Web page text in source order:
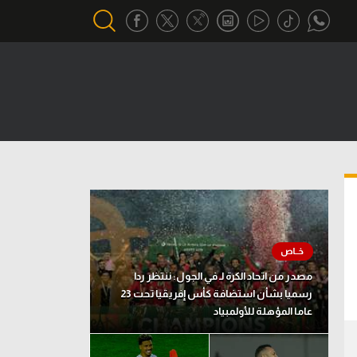
تحقيق في الجول
تقرير في الجول
تحليل في الجول
حكايات في الجول
كويز في الجول
فيديو في الجول
مصدر من اتحاد الكرة لـ في الجول: ننتظر ردا
رسميا بشأن استضافة كأس إفريقيا تحت 23
عاما المؤهلة للأولمبياد